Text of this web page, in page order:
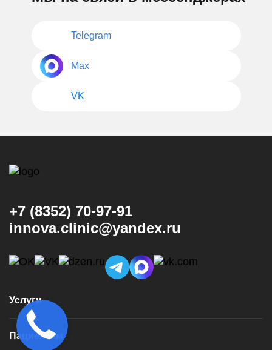
Telegram
Max
VK
+7 (8352) 70-97-91
innova.clinic@yandex.ru
Услуги
Консультация и диагностика
Пациентам